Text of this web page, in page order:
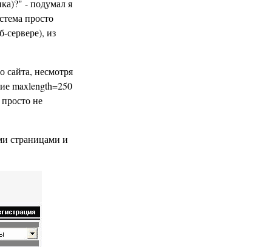
- подумал я
просто
из
сайта, несмотря
maxlength=250
не
страницами и